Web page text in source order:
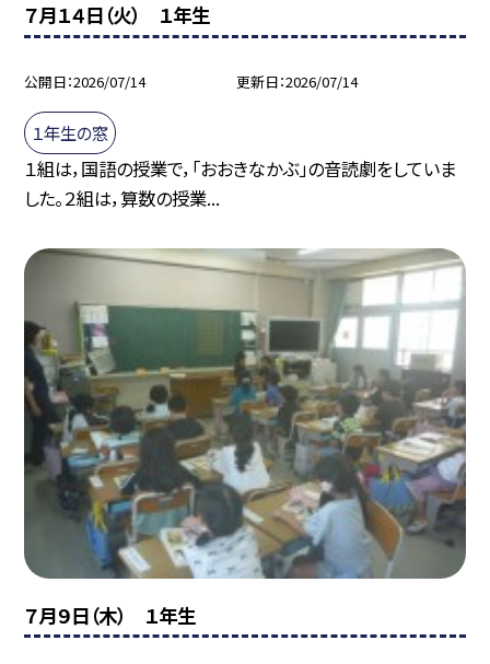
７月１４日（火） １年生
公開日 2026/07/14 更新日 2026/07/14
１年生の窓
１組は，国語の授業で，「おおきなかぶ」の音読劇をしていま
した。２組は，算数の授業...
７月９日（木） １年生